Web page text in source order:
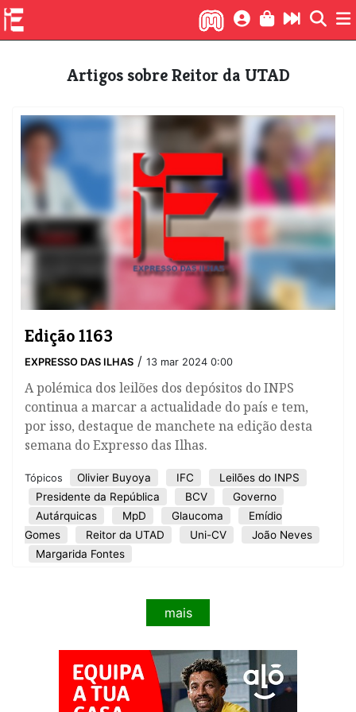
Artigos sobre Reitor da UTAD
Edição 1163
EXPRESSO DAS ILHAS / 13 mar 2024 0:00
A polémica dos leilões dos depósitos do INPS
continua a marcar a actualidade do país e tem,
por isso, destaque de manchete na edição desta
semana do Expresso das Ilhas.
Tópicos Olivier Buyoya IFC
Leilões do INPS
Presidente da República
BCV
Governo
Autárquicas
MpD Glaucoma
Emídio
Gomes
Reitor da UTAD Uni-CV
João Neves
Margarida Fontes
mais